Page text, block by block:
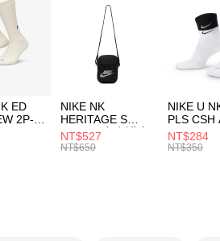
【「
１．於結
付」結帳
２．訂單
／ATM／
※ 請注意
絡購買商
先享後付
每筆
每筆
付款後門
每筆
ED
2P-
男
NIKE NK
HERITAGE S
SMIT 男女 側背包
BA5871010
NT$527
NT$650
NIKE U
PLS CSH
144 DBL
襪
NT$284
NT$350